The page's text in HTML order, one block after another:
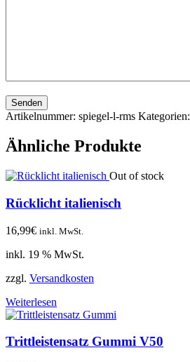
Senden
Artikelnummer: spiegel-l-rms Kategorien:
Ähnliche Produkte
Out of stock
Rücklicht italienisch
16,99€ inkl. MwSt.
inkl. 19 % MwSt.
zzgl. Versandkosten
Weiterlesen
Trittleistensatz Gummi V50